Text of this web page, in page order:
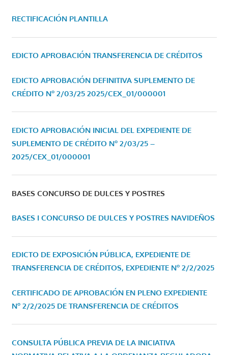
RECTIFICACIÓN PLANTILLA
EDICTO APROBACIÓN TRANSFERENCIA DE CRÉDITOS
EDICTO APROBACIÓN DEFINITIVA SUPLEMENTO DE
CRÉDITO Nº 2/03/25 2025/CEX_01/000001
EDICTO APROBACIÓN INICIAL DEL EXPEDIENTE DE
SUPLEMENTO DE CRÉDITO Nº 2/03/25 –
2025/CEX_01/000001
BASES CONCURSO DE DULCES Y POSTRES
BASES I CONCURSO DE DULCES Y POSTRES NAVIDEÑOS
EDICTO DE EXPOSICIÓN PÚBLICA, EXPEDIENTE DE
TRANSFERENCIA DE CRÉDITOS, EXPEDIENTE Nº 2/2/2025
CERTIFICADO DE APROBACIÓN EN PLENO EXPEDIENTE
Nº 2/2/2025 DE TRANSFERENCIA DE CRÉDITOS
CONSULTA PÚBLICA PREVIA DE LA INICIATIVA